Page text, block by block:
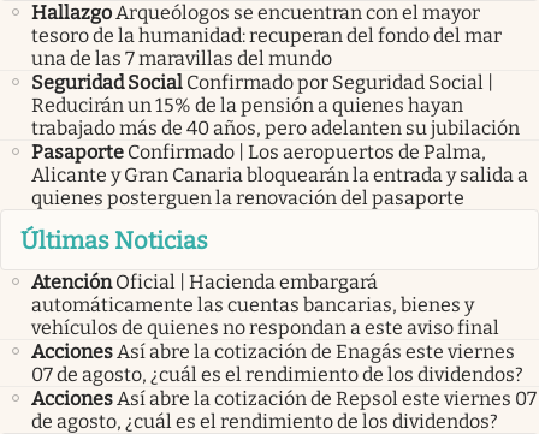
HallazgoArqueólogos se encuentran con el mayor
tesoro de la humanidad: recuperan del fondo del mar
una de las 7 maravillas del mundo
Seguridad Social Confirmado por Seguridad Social |
Reducirán un 15% de la pensión a quienes hayan
trabajado más de 40 años, pero adelanten su jubilación
Pasaporte Confirmado | Los aeropuertos de Palma,
Alicante y Gran Canaria bloquearán la entrada y salida a
quienes posterguen la renovación del pasaporte
Últimas Noticias
Atención Oficial | Hacienda embargará
automáticamente las cuentas bancarias, bienes y
vehículos de quienes no respondan a este aviso final
AccionesAsí abre la cotización de Enagás este viernes
07 de agosto, ¿cuál es el rendimiento de los dividendos?
AccionesAsí abre la cotización de Repsol este viernes 07
de agosto, ¿cuál es el rendimiento de los dividendos?